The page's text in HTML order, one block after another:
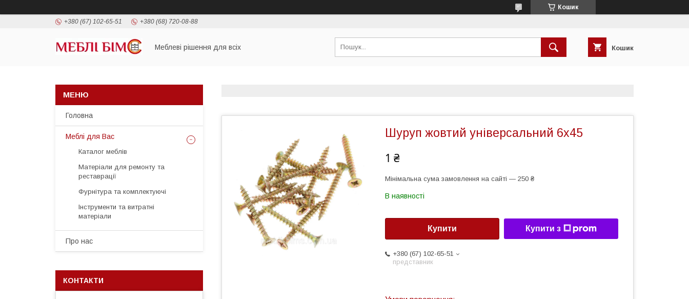
Кошик
+380 (67) 102-65-51 +380 (68) 720-08-88
Меблеві рішення для всіх Кошик
Шуруп жовтий універсальний 6х45
1 ₴
Мінімальна сума замовлення на сайті — 250 ₴
В наявності
Купити Купити з
+380 (67) 102-65-51
представник
Головна
Меблі для Вас
Каталог меблів
Матеріали для ремонту та
реставрації
Фурнітура та комплектуючі
Інструменти та витратні
матеріали
Про нас
КОНТАКТИ